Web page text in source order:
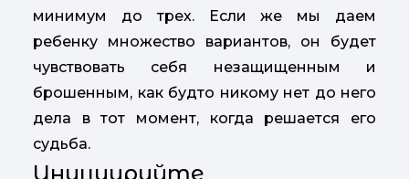
минимум до трех. Если же мы даем
ребенку множество вариантов, он будет
чувствовать себя незащищенным и
брошенным, как будто никому нет до него
дела в тот момент, когда решается его
судьба.
Инициируйте